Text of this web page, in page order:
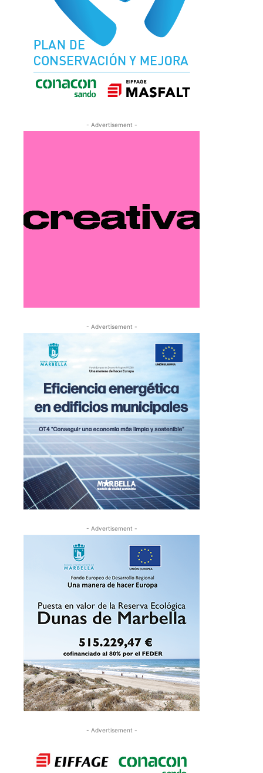
- Advertisement -
- Advertisement -
- Advertisement -
- Advertisement -